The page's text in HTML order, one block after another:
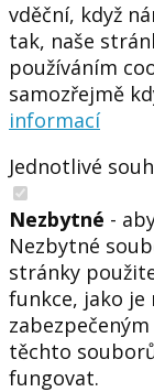
vděční, když
tak, naše
používáním
samozřejmě
informací
Jednotlivé
Nezbytné -
Nezbytné
stránky
funkce, jako je
těchto
fungovat.